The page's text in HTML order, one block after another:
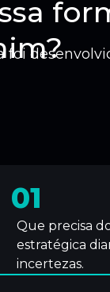
foi
01
Que precisa
estratégica
incertezas.